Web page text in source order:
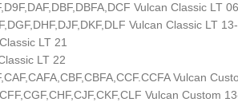
Vulcan Classic LT
Vulcan Classic LT
LT 21
LT 22
Vulcan
Vulcan Custom